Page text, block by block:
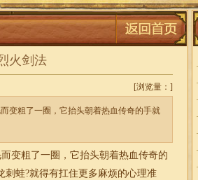
火剑法
[浏览量： ]
变粗了一圈，它抬头朝着热血传奇的手就
变粗了一圈，它抬头朝着热血传奇的
蛙?就得有扛住更多麻烦的心理准